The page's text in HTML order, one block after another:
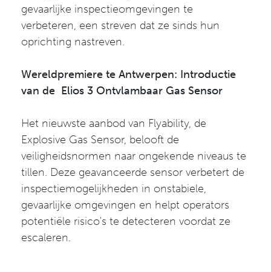
gevaarlijke inspectieomgevingen te
verbeteren, een streven dat ze sinds hun
oprichting nastreven.
Wereldpremiere te Antwerpen: Introductie
van de Elios 3 Ontvlambaar Gas Sensor
Het nieuwste aanbod van Flyability, de
Explosive Gas Sensor, belooft de
veiligheidsnormen naar ongekende niveaus te
tillen. Deze geavanceerde sensor verbetert de
inspectiemogelijkheden in onstabiele,
gevaarlijke omgevingen en helpt operators
potentiële risico's te detecteren voordat ze
escaleren.